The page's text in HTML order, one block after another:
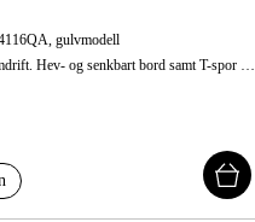
gulvmodell
Gulvmodell med reimdrift. Hev- og senkbart bord samt T-spor i bord og fot.